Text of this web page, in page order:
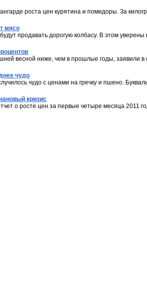
роста цен курятина и помидоры. За
мясо
продавать дорогую колбасу. В этом
весной ниже, чем в прошлые годы, заявили в
чудо
чудо с ценами на гречку и пшено.
кризис
о росте цен за первые четыре месяца 2011